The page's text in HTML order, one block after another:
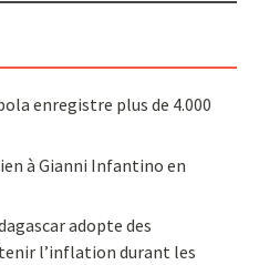
enregistre plus de 4.000
à Gianni Infantino en
adopte des
l’inflation durant les